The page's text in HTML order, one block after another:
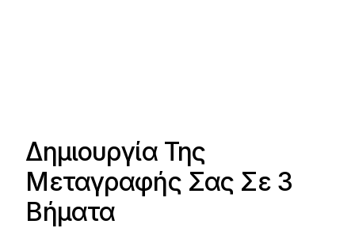
Δημιουργία Της
Μεταγραφής Σας Σε 3
Βήματα